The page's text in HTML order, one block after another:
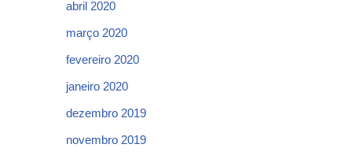
abril 2020
março 2020
fevereiro 2020
janeiro 2020
dezembro 2019
novembro 2019